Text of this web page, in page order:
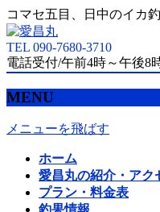
コマセ五目、日中のイカ
TEL 090-7680-3710
電話受付/午前4時～午後8
MENU
メニューを飛ばす
ホーム
愛昌丸の紹介・アク
プラン・料金表